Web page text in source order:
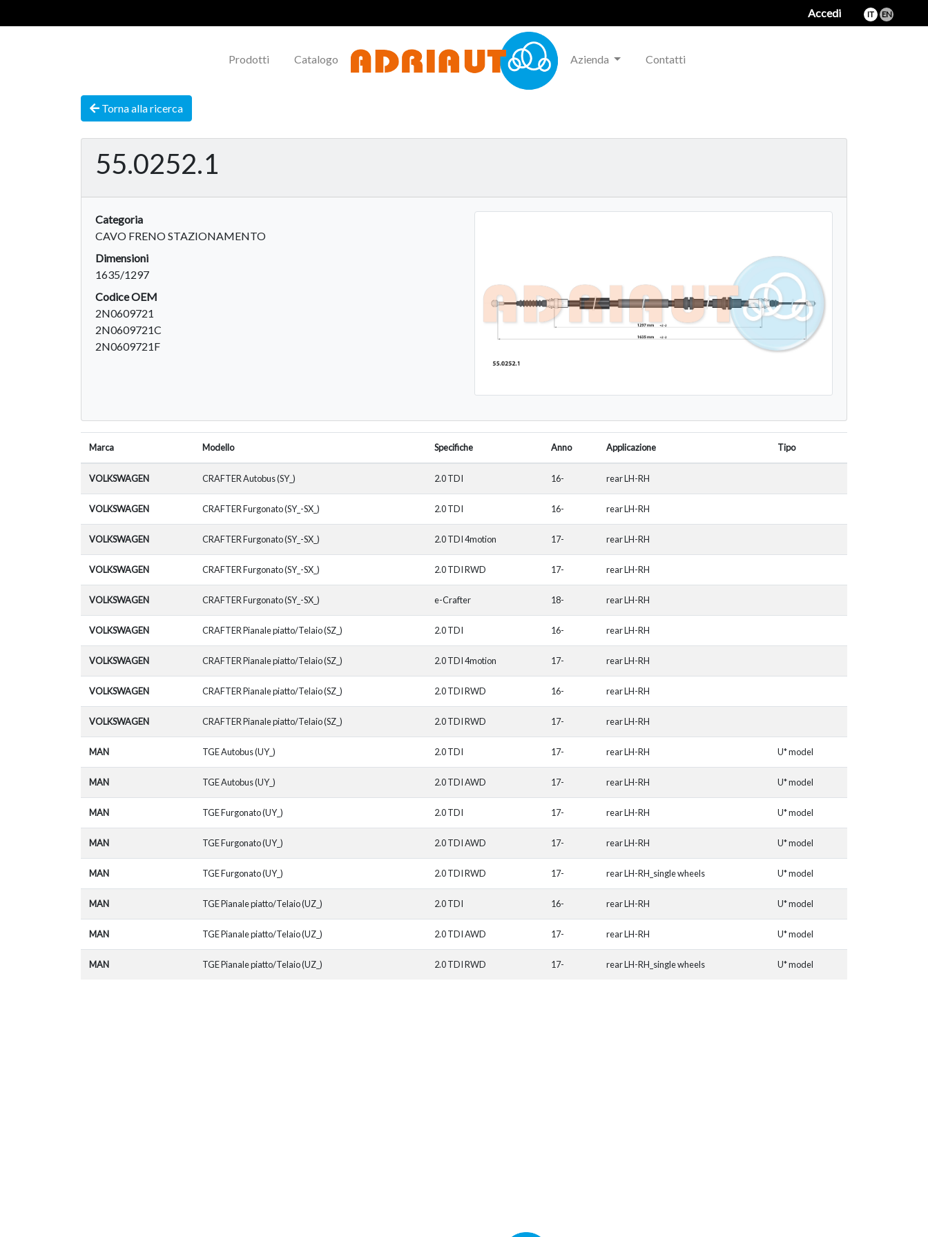
Accedi IT EN
Prodotti Catalogo Azienda Contatti
Torna alla ricerca
55.0252.1
Categoria
CAVO FRENO STAZIONAMENTO
Dimensioni
1635/1297
Codice OEM
2N0609721
2N0609721C
2N0609721F
Marca Modello Specifiche Anno Applicazione Tipo
VOLKSWAGEN CRAFTER Autobus (SY_) 2.0 TDI 16- rear LH-RH
VOLKSWAGEN CRAFTER Furgonato (SY_-SX_) 2.0 TDI 16- rear LH-RH
VOLKSWAGEN CRAFTER Furgonato (SY_-SX_) 2.0 TDI 4motion 17- rear LH-RH
VOLKSWAGEN CRAFTER Furgonato (SY_-SX_) 2.0 TDI RWD 17- rear LH-RH
VOLKSWAGEN CRAFTER Furgonato (SY_-SX_) e-Crafter 18- rear LH-RH
VOLKSWAGEN CRAFTER Pianale piatto/Telaio (SZ_) 2.0 TDI 16- rear LH-RH
VOLKSWAGEN CRAFTER Pianale piatto/Telaio (SZ_) 2.0 TDI 4motion 17- rear LH-RH
VOLKSWAGEN CRAFTER Pianale piatto/Telaio (SZ_) 2.0 TDI RWD 16- rear LH-RH
VOLKSWAGEN CRAFTER Pianale piatto/Telaio (SZ_) 2.0 TDI RWD 17- rear LH-RH
MAN TGE Autobus (UY_) 2.0 TDI 17- rear LH-RH U* model
MAN TGE Autobus (UY_) 2.0 TDI AWD 17- rear LH-RH U* model
MAN TGE Furgonato (UY_) 2.0 TDI 17- rear LH-RH U* model
MAN TGE Furgonato (UY_) 2.0 TDI AWD 17- rear LH-RH U* model
MAN TGE Furgonato (UY_) 2.0 TDI RWD 17- rear LH-RH_single wheels U* model
MAN TGE Pianale piatto/Telaio (UZ_) 2.0 TDI 16- rear LH-RH U* model
MAN TGE Pianale piatto/Telaio (UZ_) 2.0 TDI AWD 17- rear LH-RH U* model
MAN TGE Pianale piatto/Telaio (UZ_) 2.0 TDI RWD 17- rear LH-RH_single wheels U* model